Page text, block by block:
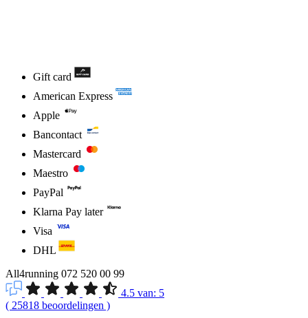
Gift card
American Express
Apple
Bancontact
Mastercard
Maestro
PayPal
Klarna Pay later
Visa
DHL
All4running 072 520 00 99
4.5 van: 5
( 25818 beoordelingen )